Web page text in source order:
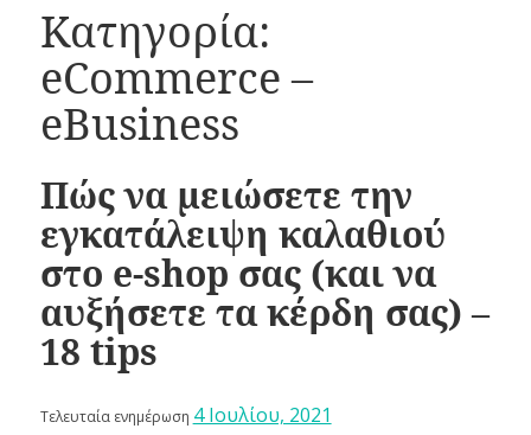
Κατηγορία:
eCommerce –
eBusiness
Πώς να μειώσετε την
εγκατάλειψη καλαθιού
στο e-shop σας (και να
αυξήσετε τα κέρδη σας) –
18 tips
Τελευταία ενημέρωση 4 Ιουλίου, 2021